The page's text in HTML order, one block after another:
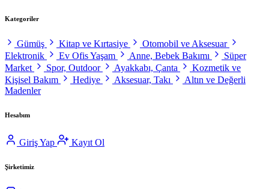
Kategoriler
Gümüş Kitap ve Kırtasiye
Otomobil ve Aksesuar
Elektronik
Ev Ofis Yaşam Anne, Bebek Bakımı
Süper
Market
Spor, Outdoor Ayakkabı, Çanta
Kozmetik ve
Kişisel Bakım
Hediye Aksesuar, Takı
Altın ve Değerli
Madenler
Hesabım
Giriş Yap Kayıt Ol
Şirketimiz